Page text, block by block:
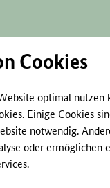
Cookies
optimal nutzen
Einige Cookies
notwendig.
oder ermöglichen